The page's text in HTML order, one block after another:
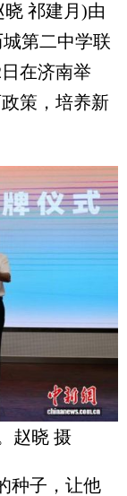
祁建月)由
第二中学联
在济南举
策，培养新
赵晓 摄
子，让他